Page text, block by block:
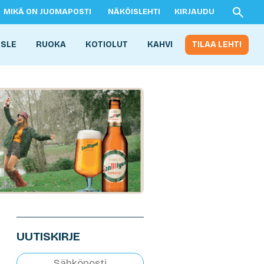
MIKÄ ON JUOMAPOSTI NÄKÖISLEHTI KIRJAUDU
RUOKA KOTIOLUT KAHVI TILAA LEHTI
UUTISKIRJE